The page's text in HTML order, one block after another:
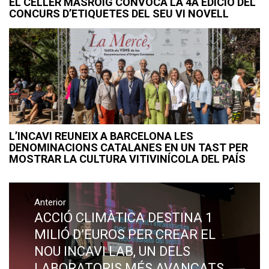
CONCURS D’ETIQUETES DEL SEU VI NOVELL
L’INCAVI REUNEIX A BARCELONA LES
DENOMINACIONS CATALANES EN UN TAST PER
MOSTRAR LA CULTURA VITIVINÍCOLA DEL PAÍS
Navegació
d'entrades
Anterior
Previous
post:
ACCIÓ CLIMÀTICA DESTINA 1
MILIÓ D’EUROS PER CREAR EL
NOU INCAVI LAB, UN DELS